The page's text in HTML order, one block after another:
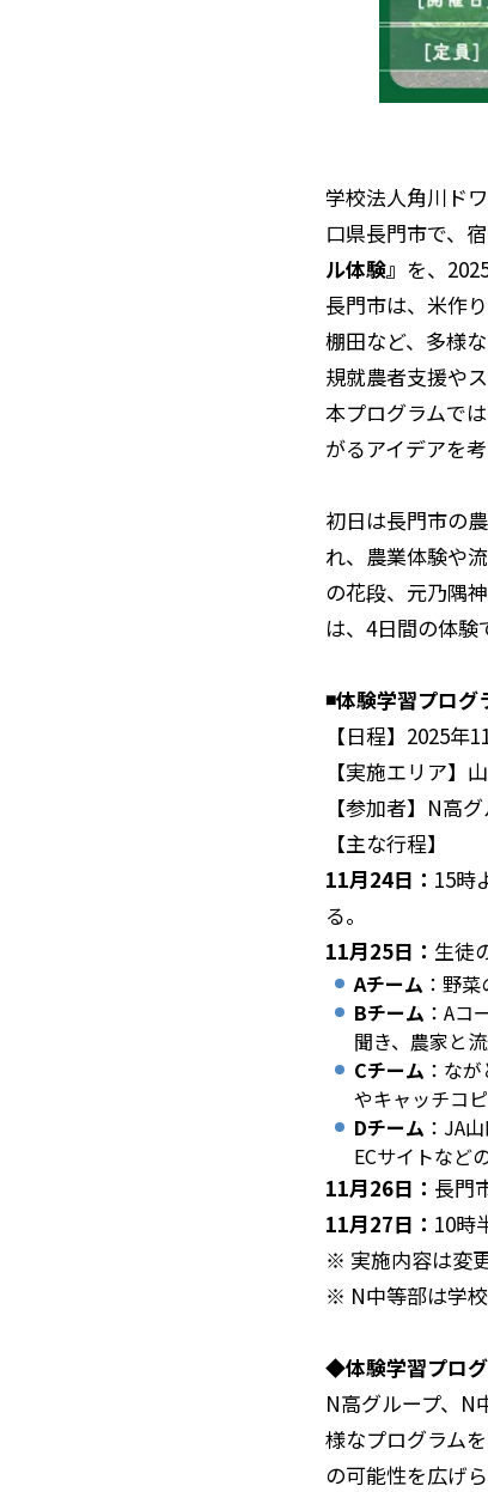
学校法人角川ド
口県長門市で、
ル体験』 を、
長門市は、米作
棚田など、多様
規就農者支援や
本プログラムで
がるアイデアを考
初日は長門市の
れ、農業体験や
の花段、元乃隅
は、4日間の体験
◾️体験学習プロ
【日程】2025年
【実施エリア】
【参加者】N高
【主な行程】
11月24日： 15時
る。
11月25日： 生徒
Aチーム ：野
Bチーム ：Aコ
聞き、農家と
Cチーム ：な
やキャッチコ
Dチーム ：JA
ECサイトなど
11月26日： 長門
11月27日： 10時
※ 実施内容は変
※ N中等部は学
◆体験学習プロ
N高グループ、N
様なプログラム
の可能性を広げ